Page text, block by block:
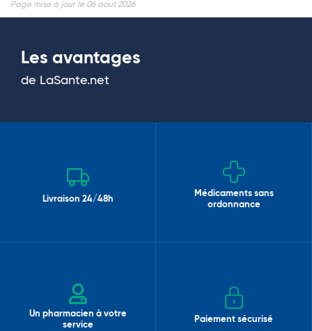
Page mise à jour le 06 aout 2026
Les avantages
de LaSante.net
Livraison 24/48h
Médicaments sans
ordonnance
Un pharmacien à votre
service
Paiement sécurisé